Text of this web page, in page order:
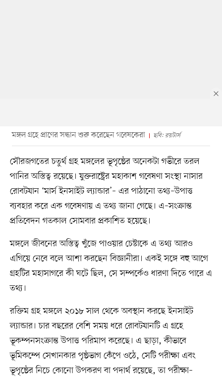
মঙ্গল গ্রহে প্রাণের সন্ধান শুরু করেছেন গবেষকেরা ছবি: রয়টার্স
সৌরজগতের চতুর্থ গ্রহ মঙ্গলের ভূপৃষ্ঠের অনেকটা গভীরে তরল
পানির অস্তিত্ব রয়েছে। যুক্তরাষ্ট্রের মহাকাশ গবেষণা সংস্থা নাসার
রোবটযান ‘মার্স ইনসাইট ল্যান্ডার’– এর পাঠানো তথ্য–উপাত্ত
ব্যবহার করে এক গবেষণায় এ তথ্য জানা গেছে। এ–সংক্রান্ত
প্রতিবেদন গতকাল সোমবার প্রকাশিত হয়েছে।
মঙ্গলে জীবনের অস্তিত্ব খুঁজে পাওয়ার চেষ্টাকে এ তথ্য আরও
এগিয়ে নেবে বলে আশা করছেন বিজ্ঞানীরা। একই সঙ্গে বহু আগে
গ্রহটির মহাসাগরে কী ঘটে ছিল, সে সম্পর্কেও ধারণা দিতে পারে এ
তথ্য।
রক্তিম গ্রহ মঙ্গলে ২০১৮ সাল থেকে অবস্থান করছে ইনসাইট
ল্যান্ডার। চার বছরের বেশি সময় ধরে রোবটযানটি এ গ্রহে
ভূকম্পনসংক্রান্ত উপাত্ত পরিমাপ করেছে। এ ছাড়া, কীভাবে
ভূমিকম্পে সেখানকার পৃষ্ঠভাগ কেঁপে ওঠে, সেটি পরীক্ষা এবং
ভূপৃষ্ঠের নিচে কোনো উপকরণ বা পদার্থ রয়েছে, তা পরীক্ষা–